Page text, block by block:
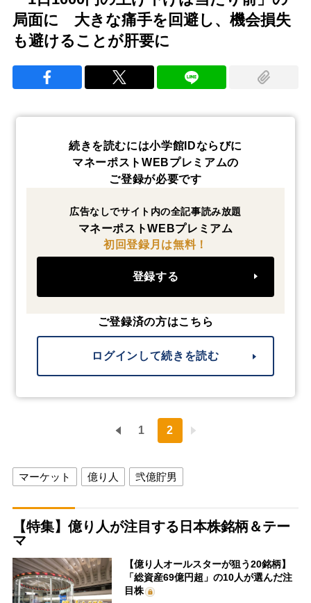
局面に 大きな痛手を回避し、機会損失
も避けることが肝要に
続きを読むには小学館IDならびに
マネーポストWEBプレミアムの
ご登録が必要です
広告なしでサイト内の全記事読み放題
マネーポストWEBプレミアム
初回登録月は無料！
登録する
ご登録済の方はこちら
ログインして続きを読む
1 2
マーケット 億り人 弐億貯男
【特集】億り人が注目する日本株銘柄＆テー
マ
【億り人オールスターが狙う20銘柄】
「総資産69億円超」の10人が選んだ注
目株